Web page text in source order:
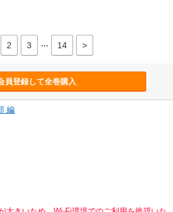
2 3 ... 14 >
員登録して全巻購入
編